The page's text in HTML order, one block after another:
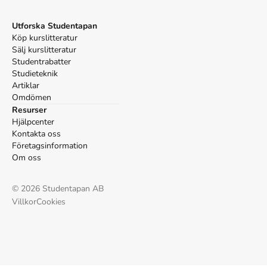
Hildyard, A., Matthews, R., Michem, J., & Unstead, S.
(2015).Stora boken om trolleri
Vancouver
Hildyard A, Matthews R, Michem J, Unstead S. Stora
boken om trolleri. Tukan Förlag; 2015.
Utforska Studentapan
Köp kurslitteratur
Sälj kurslitteratur
Studentrabatter
Studieteknik
Artiklar
Omdömen
Resurser
Hjälpcenter
Kontakta oss
Företagsinformation
Om oss
© 2026 Studentapan AB
VillkorCookies